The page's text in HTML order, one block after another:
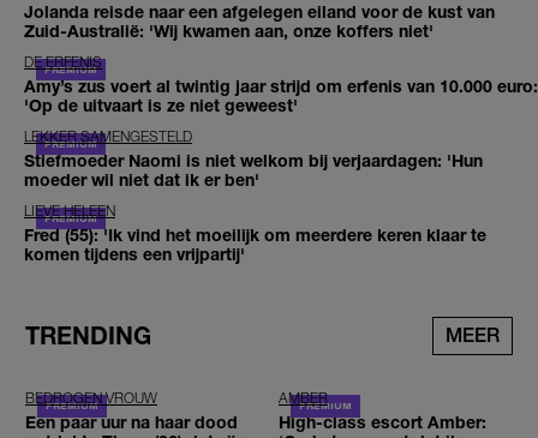
Jolanda reisde naar een afgelegen eiland voor de kust van
Zuid-Australië: 'Wij kwamen aan, onze koffers niet'
DE ERFENIS
Amy’s zus voert al twintig jaar strijd om erfenis van 10.000 euro:
'Op de uitvaart is ze niet geweest'
LEKKER SAMENGESTELD
Stiefmoeder Naomi is niet welkom bij verjaardagen: 'Hun
moeder wil niet dat ik er ben'
LIEVE HELEEN
Fred (55): 'Ik vind het moeilijk om meerdere keren klaar te
komen tijdens een vrijpartij'
TRENDING MEER
BEDROGEN VROUW
Een paar uur na haar dood
AMBER
High-class escort Amber: